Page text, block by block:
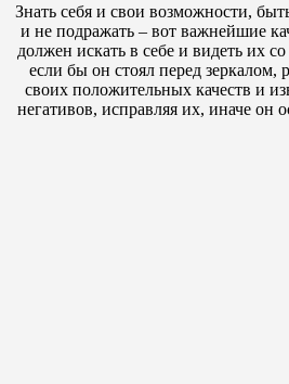
Знать себя и свои возможности,
и не подражать – вот важнейшие
должен искать в себе и видеть их
если бы он стоял перед зеркалом,
своих положительных качеств и
негативов, исправляя их, иначе он